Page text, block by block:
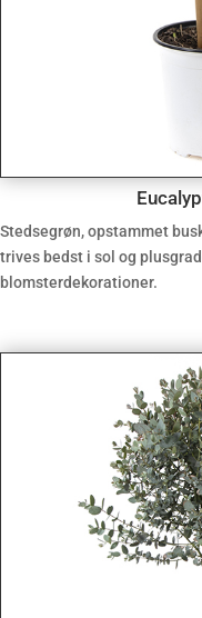
Stedsegrøn, opstammet
trives bedst i sol og
blomsterdekorationer.